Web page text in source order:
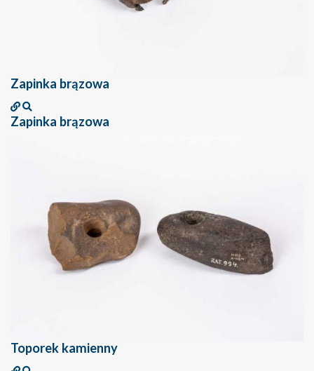
Zapinka brązowa
Zapinka brązowa
Toporek kamienny